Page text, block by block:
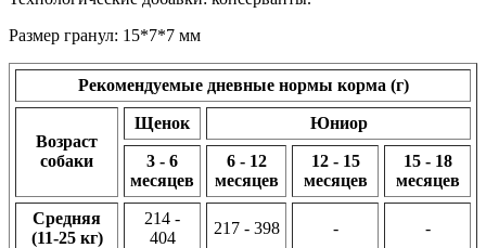
Размер гранул: 15*7*7 мм
Рекомендуемые дневные нормы корма (г)
Возраст
собаки
Щенок Юниор
3 - 6
месяцев
6 - 12
месяцев
12 - 15
месяцев
15 - 18
месяцев
Средняя
(11-25 кг)
214 -
404
217 - 398 - -